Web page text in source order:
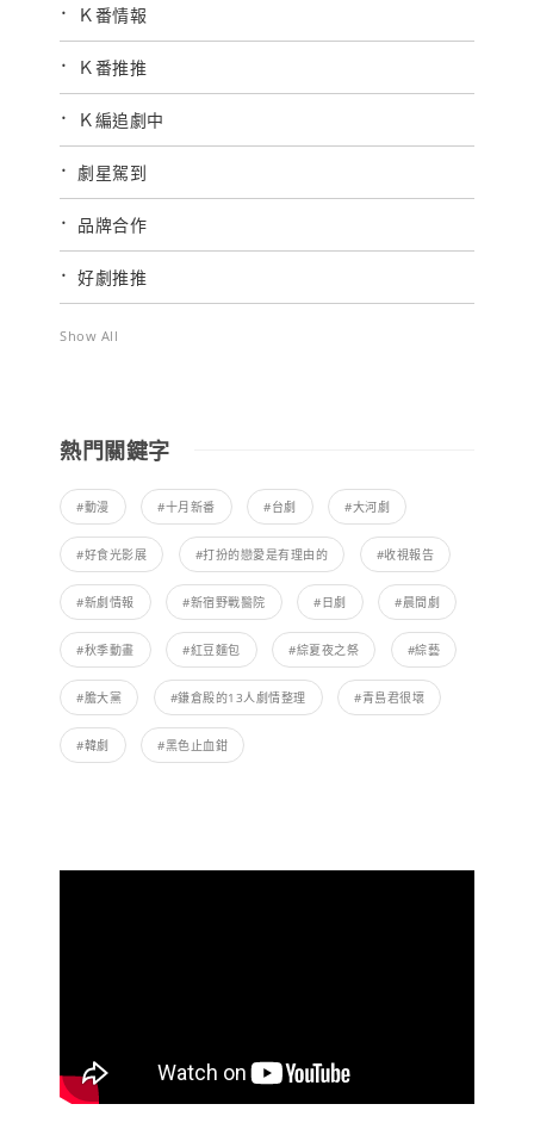
Ｋ番情報
Ｋ番推推
Ｋ編追劇中
劇星駕到
品牌合作
好劇推推
Show All
熱門關鍵字
#動漫 #十月新番 #台劇 #大河劇
#好食光影展 #打扮的戀愛是有理由的 #收視報告
#新劇情報 #新宿野戰醫院 #日劇 #晨間劇
#秋季動畫 #紅豆麵包 #綜夏夜之祭 #綜藝
#膽大黨 #鎌倉殿的13人劇情整理 #青島君很壞
#韓劇 #黑色止血鉗